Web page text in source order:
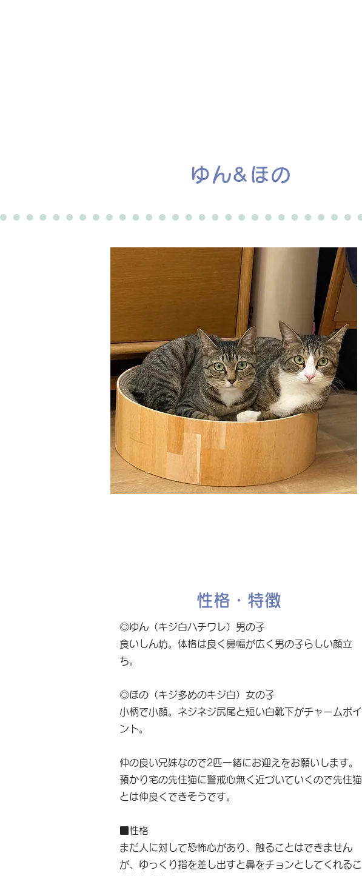
ゆん&ほの
性格・特徴
◎ゆん（キジ白ハチワレ）男の子
食いしん坊。体格は良く鼻幅が広く男の子らしい顔立
ち。
◎ほの（キジ多めのキジ白）女の子
小柄で小顔。ネジネジ尻尾と短い白靴下がチャームポイ
ント。
仲の良い兄妹なので2匹一緒にお迎えをお願いします。
預かり宅の先住猫に警戒心無く近づいていくので先住猫
とは仲良くできそうです。
■性格
まだ人に対して恐怖心があり、触ることはできません
が、ゆっくり指を差し出すと鼻をチョンとしてくれるこ